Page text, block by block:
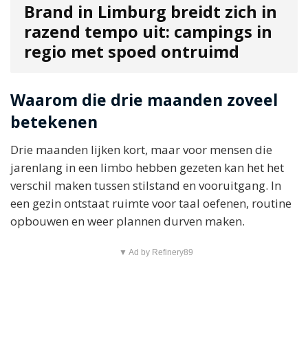
Brand in Limburg breidt zich in
razend tempo uit: campings in
regio met spoed ontruimd
Waarom die drie maanden zoveel
betekenen
Drie maanden lijken kort, maar voor mensen die
jarenlang in een limbo hebben gezeten kan het het
verschil maken tussen stilstand en vooruitgang. In
een gezin ontstaat ruimte voor taal oefenen, routine
opbouwen en weer plannen durven maken.
▼ Ad by Refinery89